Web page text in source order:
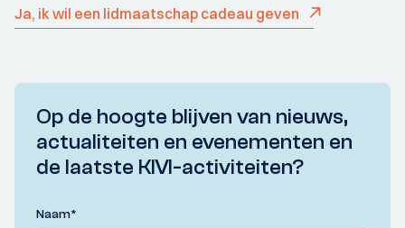
Ja, ik wil een lidmaatschap cadeau geven
Op de hoogte blijven van nieuws,
actualiteiten en evenementen en
de laatste KIVI-activiteiten?
Naam*